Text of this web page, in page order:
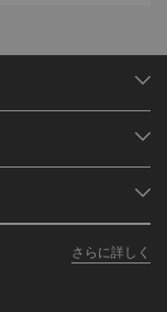
さらに詳しく